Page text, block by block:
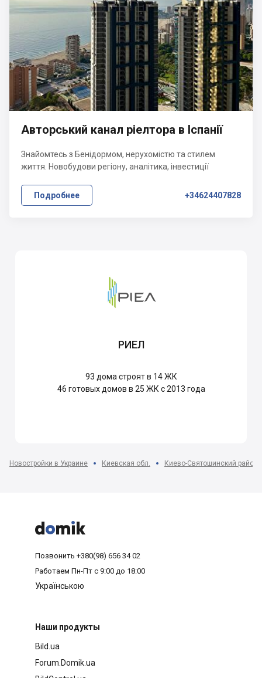
Авторський канал ріелтора в Іспанії
Знайомтесь з Бенідормом, нерухомістю та стилем
життя. Новобудови регіону, аналітика, інвестиції
Подробнее +34624407828
РИЕЛ
93 дома строят в 14 ЖК
46 готовых домов в 25 ЖК с 2013 года
Новостройки в Украине Киевская обл. Киево-Святошинский район



Позвонить +380(98) 656 34 02
Работаем Пн-Пт с 9:00 до 18:00
Українською
Наши продукты
Bild.ua
Forum.Domik.ua